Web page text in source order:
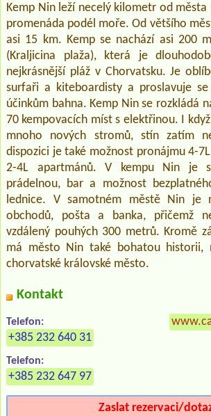
Kemp Nin leží necelý kilometr od
promenáda podél moře. Od většího
asi 15 km. Kemp se nachází asi 200
(Kraljicina plaža), která je
nejkrásnější pláž v Chorvatsku. Je
surfaři a kiteboardisty a proslavuje
účinkům bahna. Kemp Nin se rozkládá
70 kempovacích míst s elektřinou. I
mnoho nových stromů, stín zatím
dispozici je také možnost pronájmu 4-
2-4L apartmánů. V kempu Nin je
prádelnou, bar a možnost
lednice. V samotném městě Nin je
obchodů, pošta a banka, přičemž
vzdálený pouhých 300 metrů. Kromě
má město Nin také bohatou
chorvatské královské město.
Kontakt
Telefon:
+385 232 640 31
Telefon:
+385 232 647 97
Zaslat rezervaci/